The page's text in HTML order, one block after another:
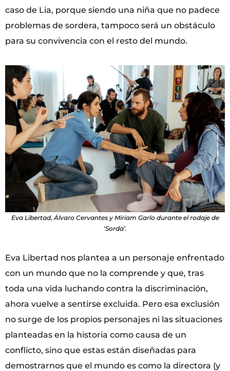
caso de Lia, porque siendo una niña que no padece
problemas de sordera, tampoco será un obstáculo
para su convivencia con el resto del mundo.
Eva Libertad, Álvaro Cervantes y Miriam Garlo durante el rodaje de
‘Sorda’.
Eva Libertad nos plantea a un personaje enfrentado
con un mundo que no la comprende y que, tras
toda una vida luchando contra la discriminación,
ahora vuelve a sentirse excluida. Pero esa exclusión
no surge de los propios personajes ni las situaciones
planteadas en la historia como causa de un
conflicto, sino que estas están diseñadas para
demostrarnos que el mundo es como la directora (y